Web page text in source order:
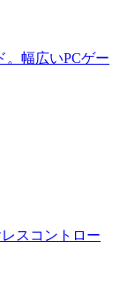
。幅広いPCゲー
スコントロー